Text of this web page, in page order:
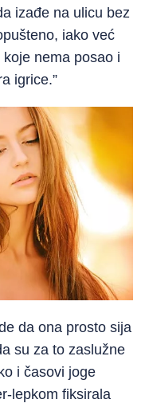
izađe na ulicu bez
iako već
nema posao i
igrice.”
da ona prosto sija
su za to zaslužne
i časovi joge
lepkom fiksirala